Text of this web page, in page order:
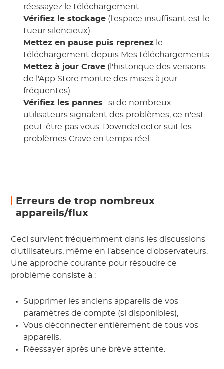
réessayez le téléchargement.
Vérifiez le stockage (l'espace insuffisant est le
tueur silencieux).
Mettez en pause puis reprenez le
téléchargement depuis Mes téléchargements.
Mettez à jour Crave (l'historique des versions
de l'App Store montre des mises à jour
fréquentes).
Vérifiez les pannes : si de nombreux
utilisateurs signalent des problèmes, ce n'est
peut-être pas vous. Downdetector suit les
problèmes Crave en temps réel.
Erreurs de trop nombreux
appareils/flux
Ceci survient fréquemment dans les discussions
d'utilisateurs, même en l'absence d'observateurs.
Une approche courante pour résoudre ce
problème consiste à :
Supprimer les anciens appareils de vos
paramètres de compte (si disponibles),
Vous déconnecter entièrement de tous vos
appareils,
Réessayer après une brève attente.